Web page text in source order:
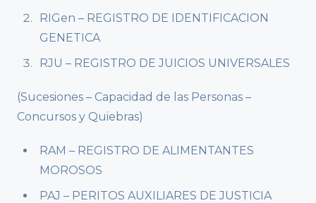
RIGen – REGISTRO DE IDENTIFICACION
GENETICA
RJU – REGISTRO DE JUICIOS UNIVERSALES
(Sucesiones – Capacidad de las Personas –
Concursos y Quiebras)
RAM – REGISTRO DE ALIMENTANTES
MOROSOS
PAJ – PERITOS AUXILIARES DE JUSTICIA